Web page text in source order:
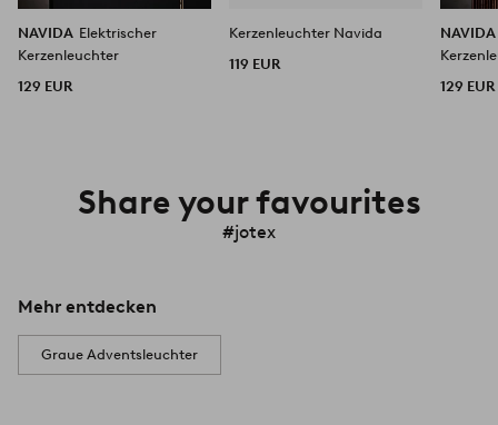
NAVIDA Elektrischer
Kerzenleuchter
129 EUR
Kerzenleuchter Navida
119 EUR
129 EUR
Share your favourites
#jotex
Mehr entdecken
Graue Adventsleuchter